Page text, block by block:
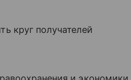
круг получателей